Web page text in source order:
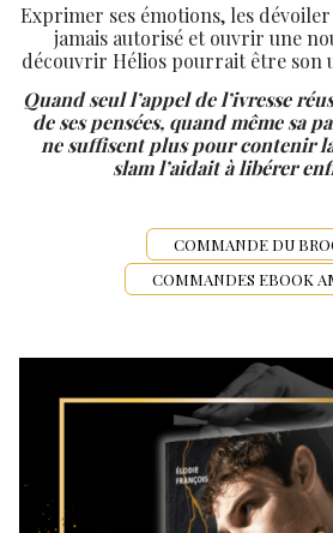
Exprimer ses émotions, les
jamais autorisé et ouvrir une
découvrir Hélios pourrait être son
Quand seul l’appel de l’ivresse
de ses pensées, quand même sa
ne suffisent plus pour contenir
slam l’aidait à libérer
COMMANDE DU
COMMANDES EBOOK